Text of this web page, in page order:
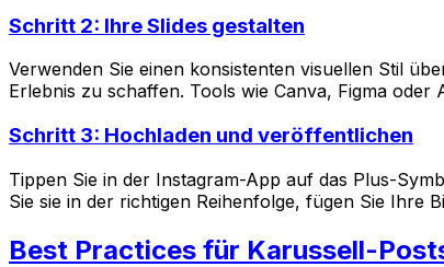
Schritt 2: Ihre Slides gestalten
Verwenden Sie einen konsistenten visuellen Stil
Erlebnis zu schaffen. Tools wie Canva, Figma oder
Schritt 3: Hochladen und veröffentlichen
Tippen Sie in der Instagram-App auf das Plus-
Sie sie in der richtigen Reihenfolge, fügen Sie Ihre
Best Practices für Karussell-